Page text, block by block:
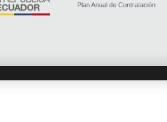
Plan Anual de Contratación